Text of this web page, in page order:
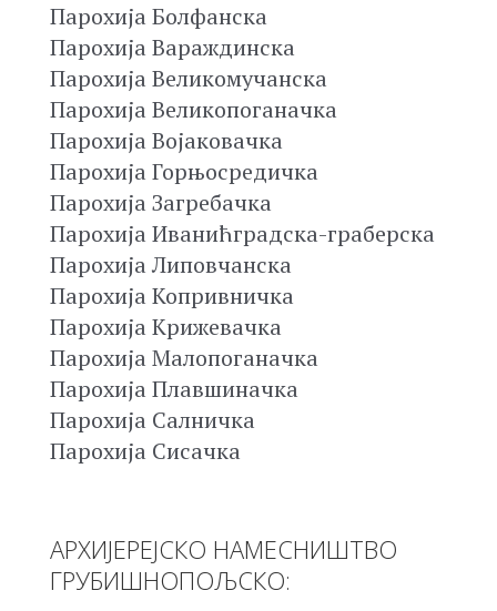
Парохија Болфанска
Парохија Вараждинска
Парохија Великомучанска
Парохија Великопоганачка
Парохија Војаковачка
Парохија Горњосредичка
Парохија Загребачка
Парохија Иванићградска-граберска
Парохија Липовчанска
Парохија Копривничка
Парохија Крижевачка
Парохија Малопоганачка
Парохија Плавшиначка
Парохија Салничка
Парохија Сисачка
АРХИЈЕРЕЈСКО НАМЕСНИШТВО
ГРУБИШНОПОЉСКО: